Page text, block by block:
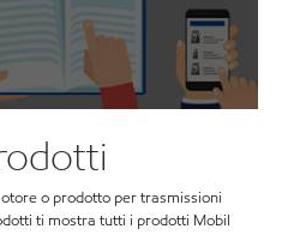
o prodotto per trasmissioni
ti mostra tutti i prodotti Mobil